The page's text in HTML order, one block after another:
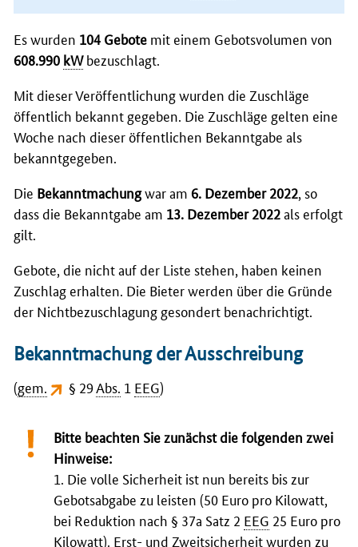
Es wurden 104 Gebote mit einem Gebotsvolumen von
608.990 kWbezuschlagt.
Mit dieser Veröffentlichung wurden die Zuschläge
öffentlich bekannt gegeben. Die Zuschläge gelten eine
Woche nach dieser öffentlichen Bekanntgabe als
bekanntgegeben.
Die Bekanntmachungwar am 6. Dezember 2022, so
dass die Bekanntgabe am 13. Dezember 2022als erfolgt
gilt.
Gebote, die nicht auf der Liste stehen, haben keinen
Zuschlag erhalten. Die Bieter werden über die Gründe
der Nichtbezuschlagung gesondert benachrichtigt.
Bekanntmachung der Ausschreibung
(gem. § 29Abs. 1 EEG)
Bitte beachten Sie zunächst die folgenden zwei
Hinweise:
1. Die volle Sicherheit ist nun bereits bis zur
Gebotsabgabe zu leisten (50 Euro pro Kilowatt,
bei Reduktion nach § 37a Satz 2 EEG 25 Euro pro
Kilowatt). Erst- und Zweitsicherheit wurden zu